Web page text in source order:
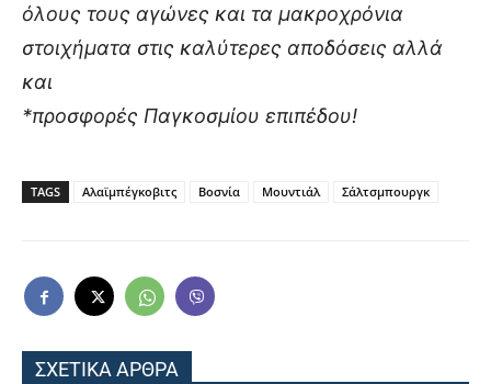
όλους τους αγώνες και τα μακροχρόνια
στοιχήματα στις καλύτερες αποδόσεις αλλά
και
*προσφορές Παγκοσμίου επιπέδου!
TAGS Αλαϊμπέγκοβιτς Βοσνία Μουντιάλ Σάλτσμπουργκ
ΣΧΕΤΙΚΑ ΑΡΘΡΑ